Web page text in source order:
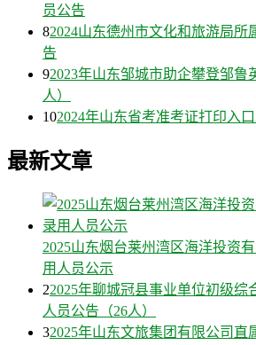
员公告
82024山东德州市文化和旅游局所
告
92023年山东邹城市助企攀登邹鲁
人）
102024年山东省考准考证打印入口
最新文章
2025山东烟台莱州湾区海洋投资
用人员公示
22025年聊城冠县事业单位初级综
人员公告（26人）
32025年山东文旅集团有限公司直